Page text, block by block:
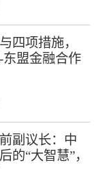
四项措施，
盟金融合作
副议长：中
的“大智慧”，